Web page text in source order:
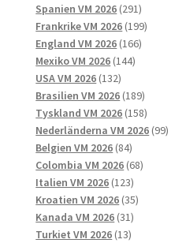
Spanien VM 2026 291291
produkter
Frankrike VM 2026 199199
England VM 2026 166166
Mexiko VM 2026 144144
USA VM 2026 132132
produkter
Brasilien VM 2026 189189
produkter
Tyskland VM 2026 158158
produkter
Nederländerna VM 2026 9999
Belgien VM 2026 8484
produkter
Colombia VM 2026 6868
Italien VM 2026 123123
produkter
Kroatien VM 2026 3535
Kanada VM 2026 3131
produkter
Turkiet VM 2026 1313